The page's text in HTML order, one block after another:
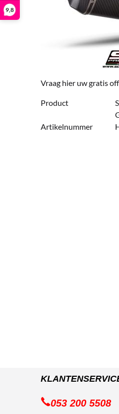
9,8
Vraag hier uw gratis
Product
Artikelnummer
053 200 5508